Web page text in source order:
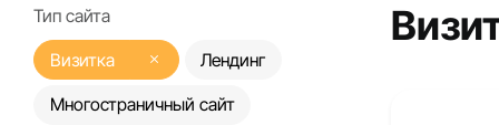
Тип сайта
Визитка Лендинг
Многостраничный сайт